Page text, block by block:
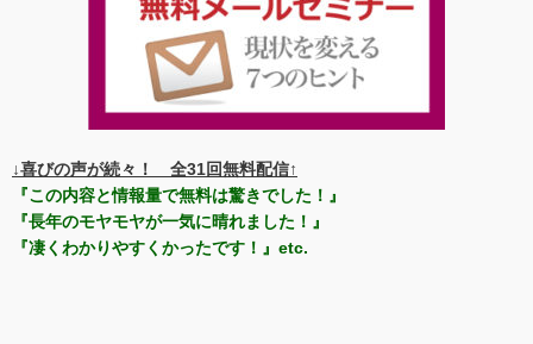
↓喜びの声が続々！ 全31回無料配信↑
『この内容と情報量で無料は驚きでした！』
『長年のモヤモヤが一気に晴れました！』
『凄くわかりやすくかったです！』etc.